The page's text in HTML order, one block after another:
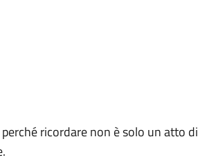
ricordare non è solo un atto di